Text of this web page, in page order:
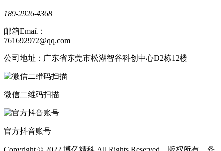
189-2926-4368
邮箱Email：
761692972@qq.com
公司地址：广东省东莞市松湖智谷科创中心D2栋12楼
微信二维码扫描
官方抖音账号
Copyright © 2022 博亿精科 All Rights Reserved 版权所有 备